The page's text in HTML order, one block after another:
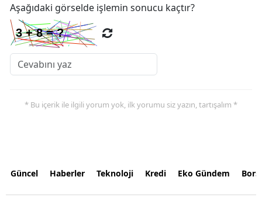
Aşağıdaki görselde işlemin sonucu kaçtır?
* Bu içerik ile ilgili yorum yok, ilk yorumu siz yazın, tartışalım *
Güncel Haberler Teknoloji Kredi Eko Gündem